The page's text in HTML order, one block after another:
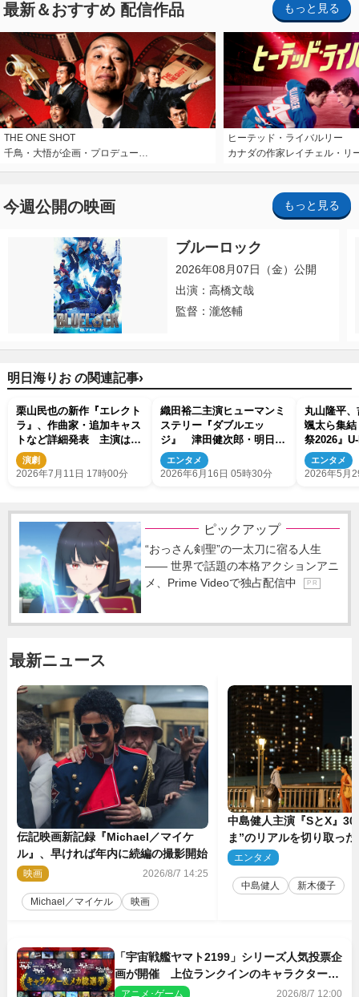
最新＆おすすめ 配信作品 もっと見る
THE ONE SHOT
千鳥・大悟が企画・プロデュー…
ヒーテッド・ライバルリー
カナダの作家レイチェル・リ
今週公開の映画 もっと見る
ブルーロック
2026年08月07日（金）公開
出演：高橋文哉
監督：瀧悠輔
明日海りお の関連記事›
栗山民也の新作『エレクト
ラ』、作曲家・追加キャス
トなど詳細発表 主演は明
日海りお＆キムラ緑子
演劇
2026年7月11日 17時00分
織田裕二主演ヒューマンミ
ステリー『ダブルエッ
ジ』 津田健次郎・明日海
りお・和久井映見ら出演決
定
エンタメ
2026年6月16日 05時30分
丸山隆平
颯太ら集
祭2026』
イブ配信！
エンタメ
2026年5月
ピックアップ
“おっさん剣聖”の一太刀に宿る人生
―― 世界で話題の本格アクションアニ
メ、Prime Videoで独占配信中
P R
最新ニュース
伝記映画新記録『Michael／マイケ
ル』、早ければ年内に続編の撮影開始
映画 2026/8/7 14:25
Michael／マイケル 映画
中島健人主演『SとX』30
ま”のリアルを切り取っ
5点解禁
エンタメ
中島健人 新木優子
「宇宙戦艦ヤマト2199」シリーズ人気投票企
画が開催 上位ランクインのキャラクター＆
メカは新規描き下ろしイラストを制作
アニメ･ゲーム 2026/8/7 12:00